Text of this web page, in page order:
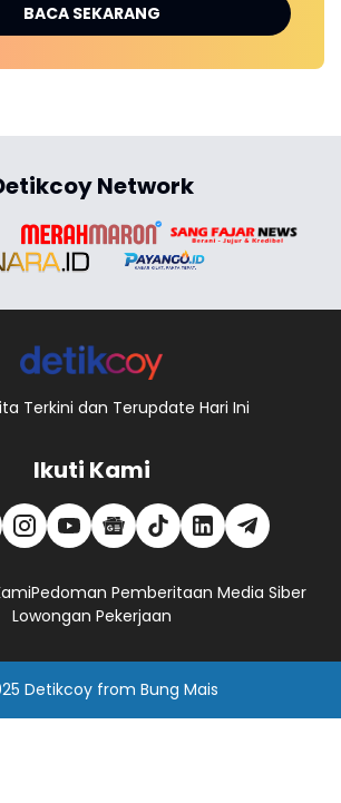
BACA SEKARANG
Network
Terkini dan Terupdate Hari Ini
Ikuti Kami
Pedoman Pemberitaan Media Siber
Lowongan Pekerjaan
Detikcoyfrom Bung Mais